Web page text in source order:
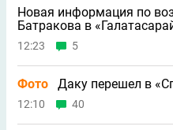
Новая информация по
Батракова в
12:23 5
Фото Даку перешел в
12:10 40